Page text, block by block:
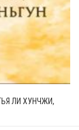
ЛИ ХУНЧЖИ,